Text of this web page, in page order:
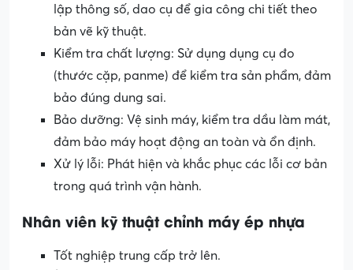
lập thông số, dao cụ để gia công chi tiết theo
bản vẽ kỹ thuật.
Kiểm tra chất lượng: Sử dụng dụng cụ đo
(thước cặp, panme) để kiểm tra sản phẩm, đảm
bảo đúng dung sai.
Bảo dưỡng: Vệ sinh máy, kiểm tra dầu làm mát,
đảm bảo máy hoạt động an toàn và ổn định.
Xử lý lỗi: Phát hiện và khắc phục các lỗi cơ bản
trong quá trình vận hành.
Nhân viên kỹ thuật chỉnh máy ép nhựa
Tốt nghiệp trung cấp trở lên.